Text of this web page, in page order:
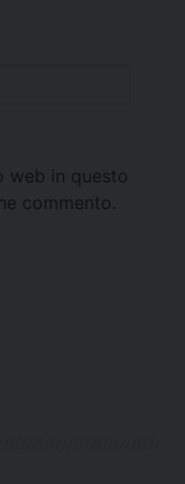
web in questo
commento.